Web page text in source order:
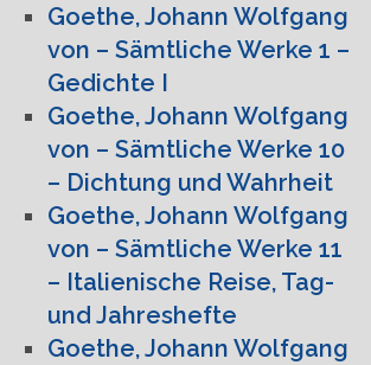
Goethe, Johann Wolfgang
von – Sämtliche Werke 1 –
Gedichte I
Goethe, Johann Wolfgang
von – Sämtliche Werke 10
– Dichtung und Wahrheit
Goethe, Johann Wolfgang
von – Sämtliche Werke 11
– Italienische Reise, Tag-
und Jahreshefte
Goethe, Johann Wolfgang